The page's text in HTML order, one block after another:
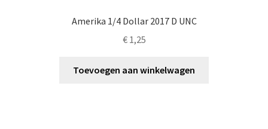
Amerika 1/4 Dollar 2017 D UNC
€1,25
Toevoegen aan winkelwagen